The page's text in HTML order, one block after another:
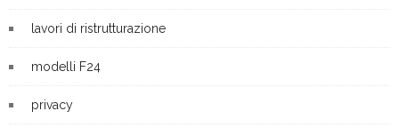
lavori di ristrutturazione
modelli F24
privacy